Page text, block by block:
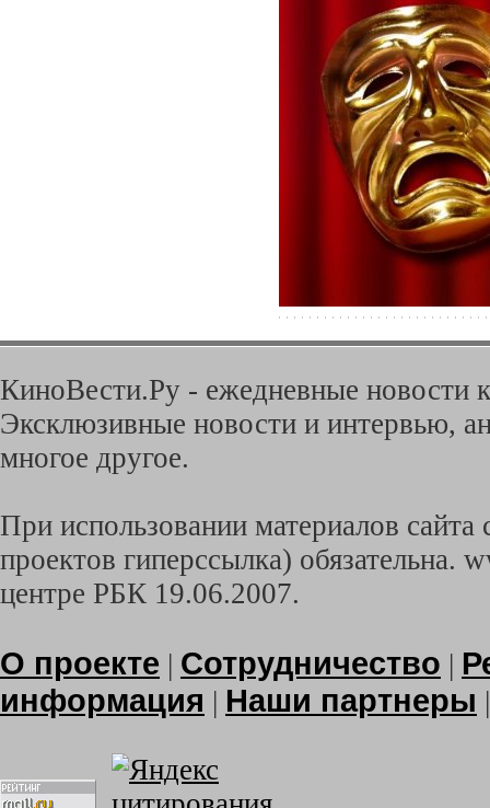
КиноВести.Ру - ежедневные новости
Эксклюзивные новости и интервью,
многое другое.
При использовании материалов
проектов гиперссылка) обязательна.
центре РБК 19.06.2007.
О проекте | Сотрудничество |
информация | Наши партнеры